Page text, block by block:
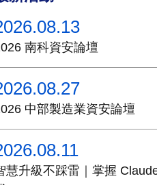
南科資安論壇
中部製造業資安論壇
慧升級不踩雷｜掌握